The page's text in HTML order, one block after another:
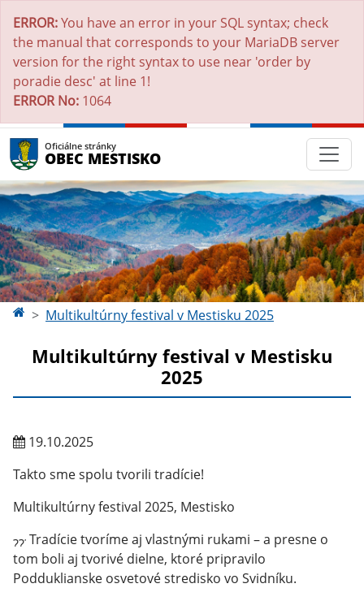
ERROR:You have an error in your SQL syntax; check
the manual that corresponds to your MariaDB server
version for the right syntax to use near 'order by
poradie desc' at line 1!
ERROR No: 1064
Oficiálne stránky
OBEC MESTISKO
Multikultúrny festival v Mestisku 2025
Multikultúrny festival v Mestisku
2025
19.10.2025
Takto sme spolu tvorili tradície!
Multikultúrny festival 2025, Mestisko
Tradície tvoríme aj vlastnými rukami – a presne o
tom boli aj tvorivé dielne, ktoré pripravilo
Podduklianske osvetové stredisko vo Svidníku.